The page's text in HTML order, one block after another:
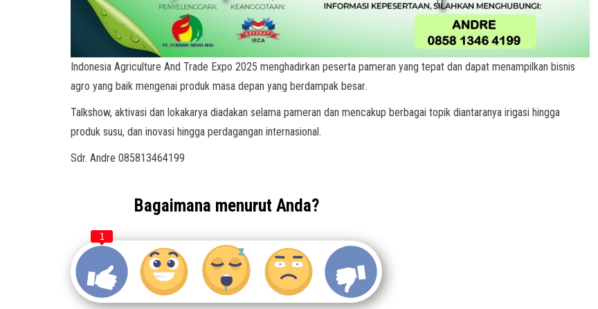
Indonesia Agriculture And Trade Expo 2025 menghadirkan peserta pameran yang tepat dan dapat menampilkan bisnis
agro yang baik mengenai produk masa depan yang berdampak besar.
Talkshow, aktivasi dan lokakarya diadakan selama pameran dan mencakup berbagai topik diantaranya irigasi hingga
produk susu, dan inovasi hingga perdagangan internasional.
Sdr. Andre 085813464199
Bagaimana menurut Anda?
1